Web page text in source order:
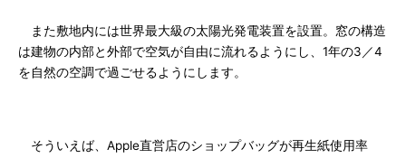
また敷地内には世界最大級の太陽光発電装置を設置。窓の構造
は建物の内部と外部で空気が自由に流れるようにし、1年の3／4
を自然の空調で過ごせるようにします。
そういえば、Apple直営店のショップバッグが再生紙使用率